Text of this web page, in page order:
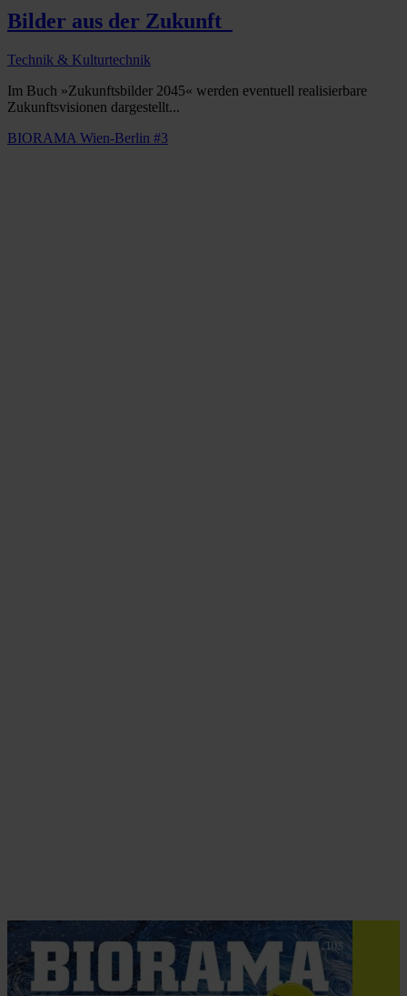
Bilder aus der Zukunft
Technik & Kulturtechnik
Im Buch »Zukunftsbilder 2045« werden eventuell realisierbare
Zukunftsvisionen dargestellt...
BIORAMA Wien-Berlin #3